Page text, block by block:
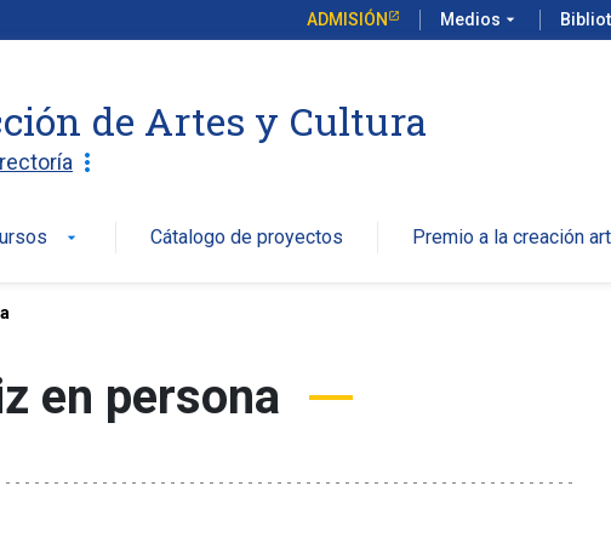
ADMISIÓN Medios arrow_drop_down
de Artes y Cultura
more_vert
arrow_drop_down Cátalogo de proyectos Premio a la creación
en persona